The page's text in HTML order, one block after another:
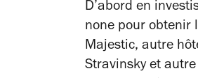
D’abord en
none pour obtenir
Majestic, autre
Stravinsky et